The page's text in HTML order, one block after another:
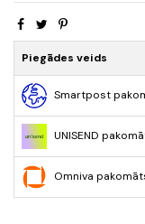
Piegādes veids
Smartpost
UNISEND
Omniva